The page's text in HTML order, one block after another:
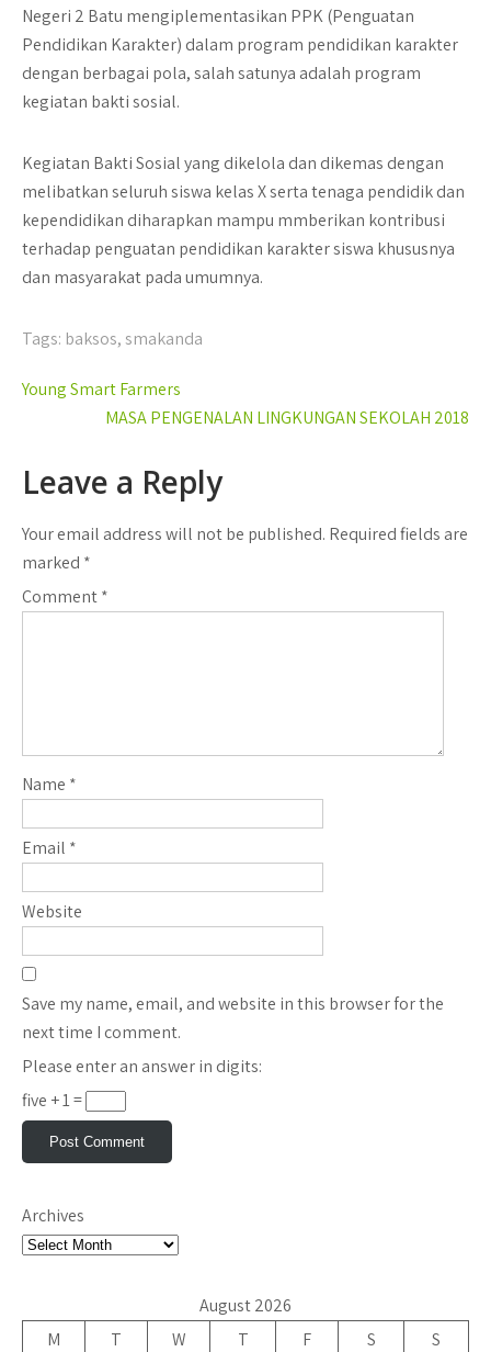
Negeri 2 Batu mengiplementasikan PPK (Penguatan
Pendidikan Karakter) dalam program pendidikan karakter
dengan berbagai pola, salah satunya adalah program
kegiatan bakti sosial.
Kegiatan Bakti Sosial yang dikelola dan dikemas dengan
melibatkan seluruh siswa kelas X serta tenaga pendidik dan
kependidikan diharapkan mampu mmberikan kontribusi
terhadap penguatan pendidikan karakter siswa khususnya
dan masyarakat pada umumnya.
Tags: baksos,smakanda
Post
navigation
Young Smart Farmers
MASA PENGENALAN LINGKUNGAN SEKOLAH 2018
Leave a Reply
Your email address will not be published. Required fields are
marked *
Comment*
Name *
Email *
Website
Save my name, email, and website in this browser for the
next time I comment.
Please enter an answer in digits:
five + 1 =
Archives
August 2026
M
T W T F S
S